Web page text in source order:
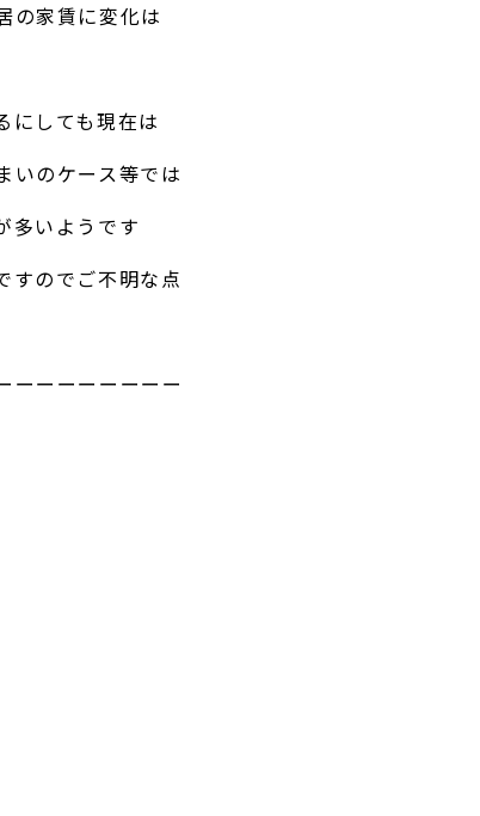
の家賃に変化は
にしても現在は
いのケース等では
多いようです
すのでご不明な点
ーーーーーーーー